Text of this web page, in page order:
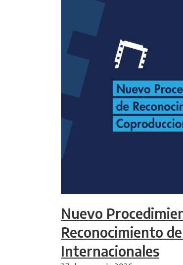
Nuevo
Reconocimiento
Internacionales